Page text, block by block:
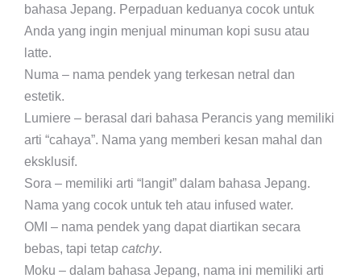
bahasa Jepang. Perpaduan keduanya cocok untuk
Anda yang ingin menjual minuman kopi susu atau
latte.
Numa – nama pendek yang terkesan netral dan
estetik.
Lumiere – berasal dari bahasa Perancis yang memiliki
arti “cahaya”. Nama yang memberi kesan mahal dan
eksklusif.
Sora – memiliki arti “langit” dalam bahasa Jepang.
Nama yang cocok untuk teh atau infused water.
OMI – nama pendek yang dapat diartikan secara
bebas, tapi tetap catchy.
Moku – dalam bahasa Jepang, nama ini memiliki arti